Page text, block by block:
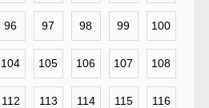
96 97 98 99 100
104 105 106 107 108
112 113 114 115 116